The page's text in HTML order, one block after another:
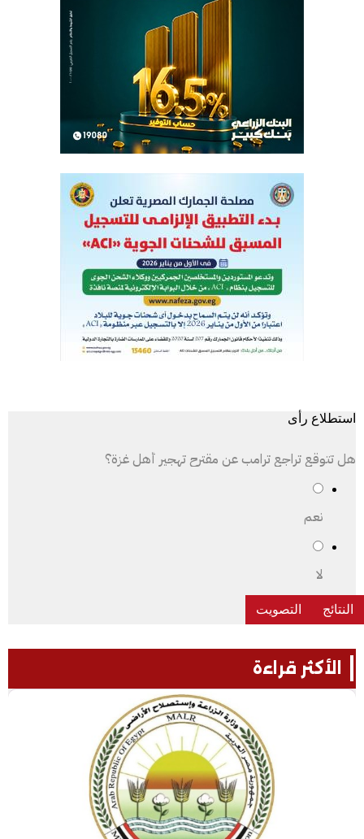
استطلاع رأى
هل تتوقع تراجع ترامب عن مقترح تهجير أهل غزة؟
نعم
لا
الأكثر قراءة